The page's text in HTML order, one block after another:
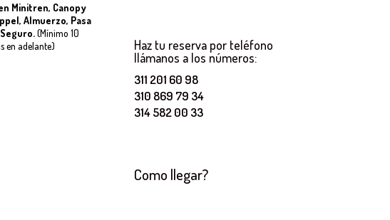
Minitren, Canopy
Almuerzo, Pasa
(Mínimo 10
en adelante)
Haz tu reserva por teléfono
llámanos a los números:
311 201 60 98
310 869 79 34
314 582 00 33
Como llegar?